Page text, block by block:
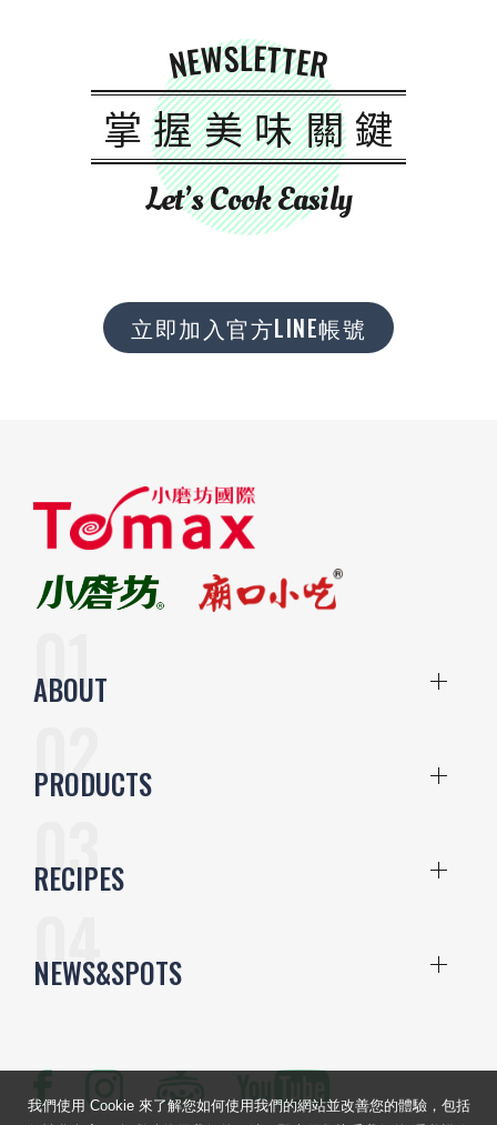
NEWSLETTER
掌握美味關鍵
Let’s Cook Easily
立即加入官方LINE帳號
ABOUT
PRODUCTS
RECIPES
NEWS&SPOTS
我們使用 Cookie 來了解您如何使用我們的網站並改善您的體驗，包括